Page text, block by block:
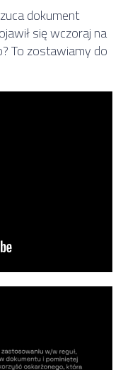
dokument
się wczoraj na
To zostawiamy do